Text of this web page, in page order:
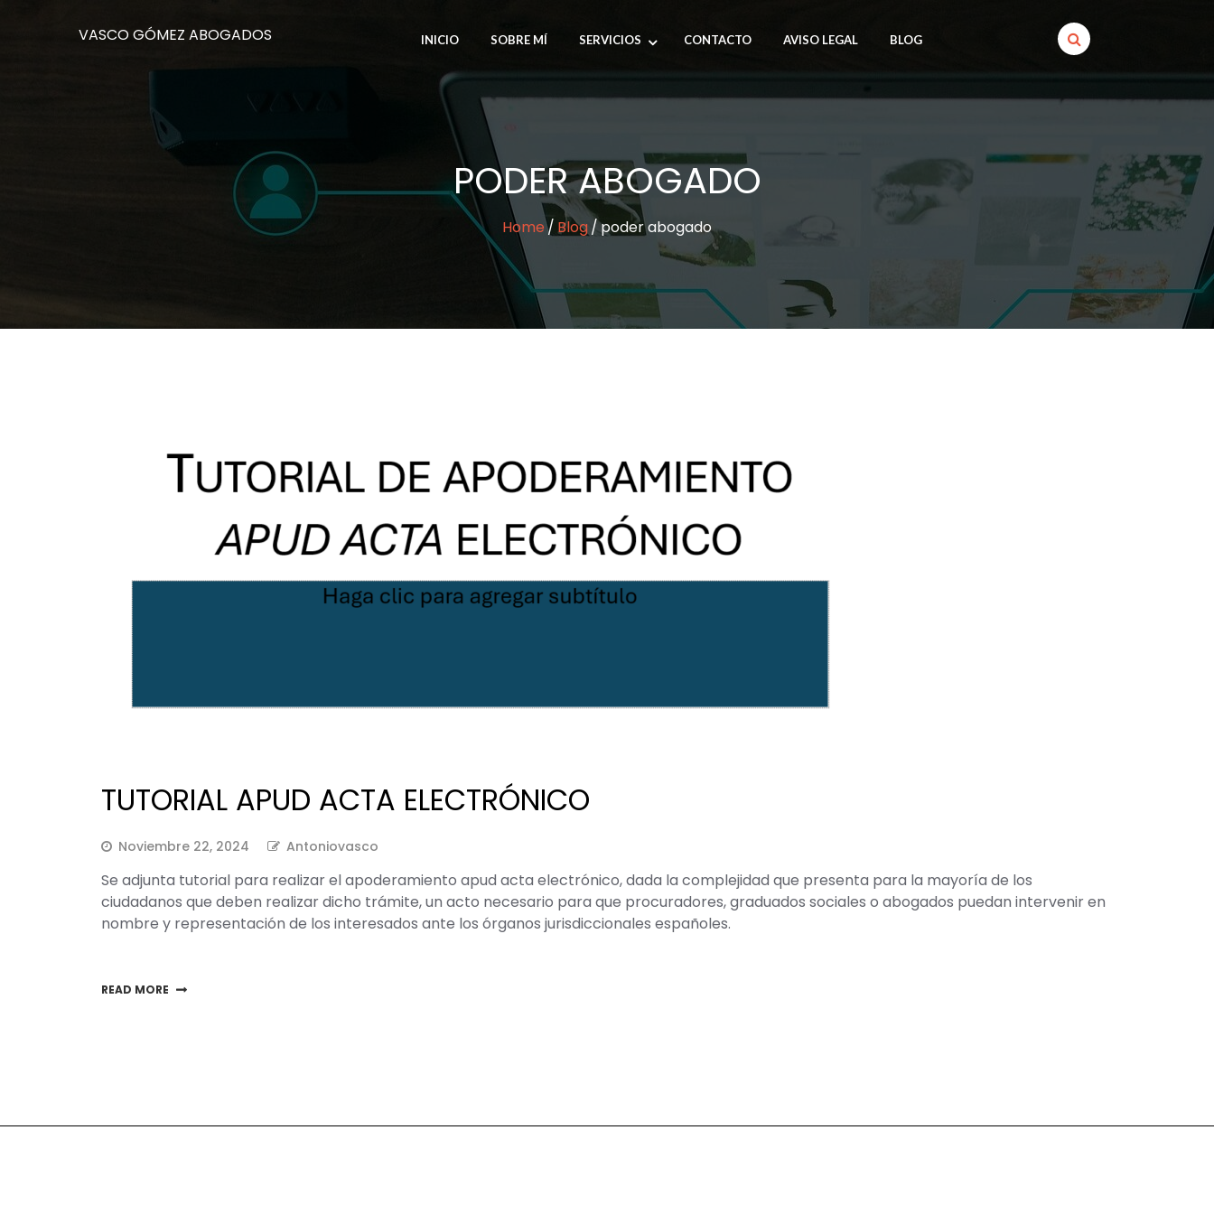
VASCO GÓMEZ ABOGADOS INICIO SOBRE MÍ SERVICIOS CONTACTO AVISO LEGAL BLOG
PODER ABOGADO
Home Blog poder abogado
TUTORIAL APUD ACTA ELECTRÓNICO
Noviembre 22, 2024 Antoniovasco
Se adjunta tutorial para realizar el apoderamiento apud acta electrónico, dada la complejidad que presenta para la mayoría de los
ciudadanos que deben realizar dicho trámite, un acto necesario para que procuradores, graduados sociales o abogados puedan intervenir en
nombre y representación de los interesados ante los órganos jurisdiccionales españoles.
READ MORE